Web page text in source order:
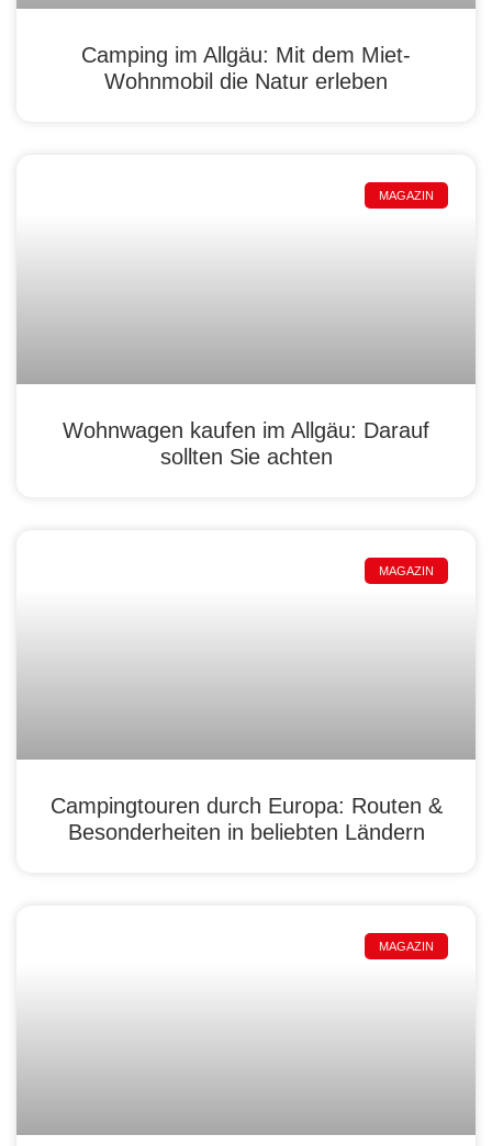
Camping im Allgäu: Mit dem Miet-
Wohnmobil die Natur erleben
MAGAZIN
Wohnwagen kaufen im Allgäu: Darauf
sollten Sie achten
MAGAZIN
Campingtouren durch Europa: Routen &
Besonderheiten in beliebten Ländern
MAGAZIN